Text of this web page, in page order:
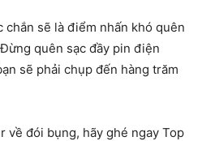
chắn sẽ là điểm nhấn khó quên
quên sạc đầy pin điện
sẽ phải chụp đến hàng trăm
về đói bụng, hãy ghé ngay Top